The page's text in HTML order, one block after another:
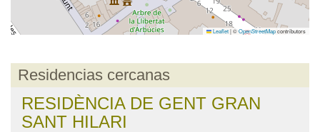
Leaflet|©OpenStreetMapcontributors
Residencias cercanas
RESIDÈNCIA DE GENT GRAN
SANT HILARI